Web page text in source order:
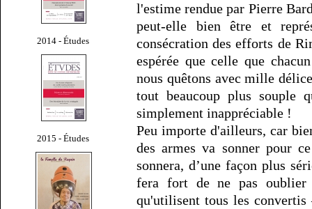
2014 - Études
2015 - Études
l'estime rendue par Pierre
peut-elle bien être et
consécration des efforts de
espérée que celle que
nous quêtons avec mille
tout beaucoup plus souple
simplement inappréciable !
Peu importe d'ailleurs, car
des armes va sonner pour
sonnera, d’une façon plus
fera fort de ne pas oublier
qu'utilisent tous les